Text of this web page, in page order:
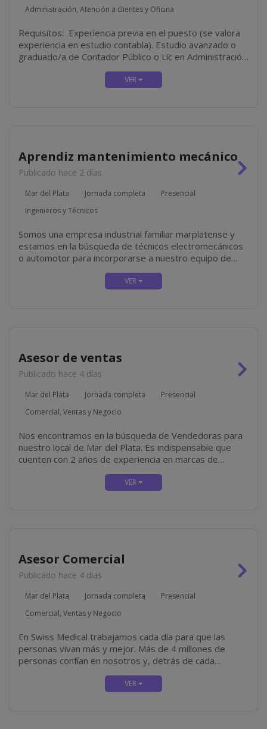
Administración, Atención a clientes y Oficina
Requisitos: Experiencia previa en el puesto (se valora
experiencia en estudio contabla). Estudio avanzado o
graduado/a de Contador Público o Lic en Administración.
Perfil resolutivo, organizado y proactivo. Disponibilidad
Aprendiz mantenimiento mecánico
Publicado hace 2 días
Mar del Plata Jornada completa
Presencial
Ingenieros y Técnicos
Somos una empresa industrial familiar marplatense y
estamos en la búsqueda de técnicos electromecánicos
o automotor para incorporarse a nuestro equipo de
mantenimiento mecánico, el cual incluye tareas tales
como mantenimiento y reparación de equipos...
Asesor de ventas
Publicado hace 4 días
Mar del Plata Jornada completa
Presencial
Comercial, Ventas y Negocio
Nos encontramos en la búsqueda de Vendedoras para
nuestro local de Mar del Plata. Es indispensable que
cuenten con 2 años de experiencia en marcas de
primera línea, residan en zona (preferentemente) y que
tengan disponibilidad para incorporación inmediata.
Asesor Comercial
Publicado hace 4 días
Mar del Plata Jornada completa
Presencial
Comercial, Ventas y Negocio
En Swiss Medical trabajamos cada día para que las
personas vivan más y mejor. Más de 4 millones de
personas confían en nosotros y, detrás de cada
historia, hay un equipo de más de 16.500
colaboradores que elige todos los días cuidar,...